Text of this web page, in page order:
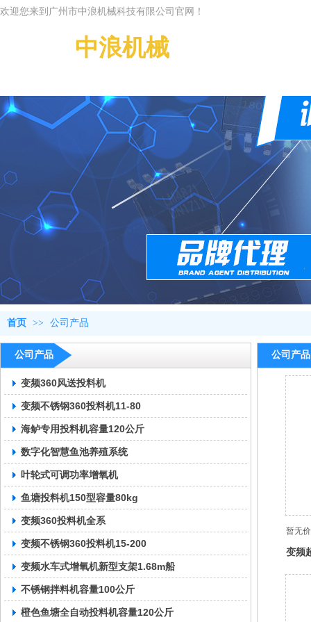
欢迎您来到广州市中浪机械科技有限公司官网！
中浪机械
首页 >> 公司产品
公司产品
变频360风送投料机
变频不锈钢360投料机11-80
海鲈专用投料机容量120公斤
数字化智慧鱼池养殖系统
叶轮式可调功率增氧机
鱼塘投料机150型容量80kg
变频360投料机全系
变频不锈钢360投料机15-200
变频水车式增氧机新型支架1.68m船
不锈钢拌料机容量100公斤
橙色鱼塘全自动投料机容量120公斤
公司产品
暂无
变频